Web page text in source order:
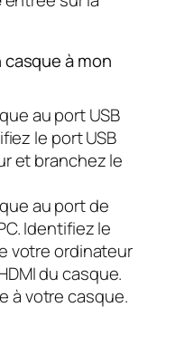
à mon
au port USB
le port USB
et branchez le
au port de
Identifiez le
votre ordinateur
du casque.
à votre casque.